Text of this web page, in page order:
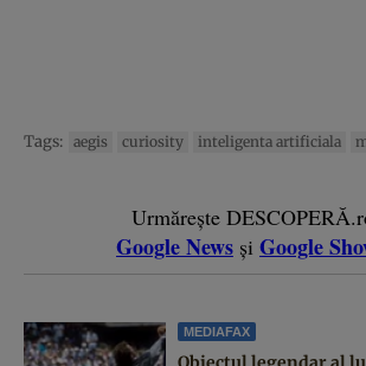
Tags: aegis curiosity inteligenta artificiala
Urmărește
Google News și Google
MEDIAFAX